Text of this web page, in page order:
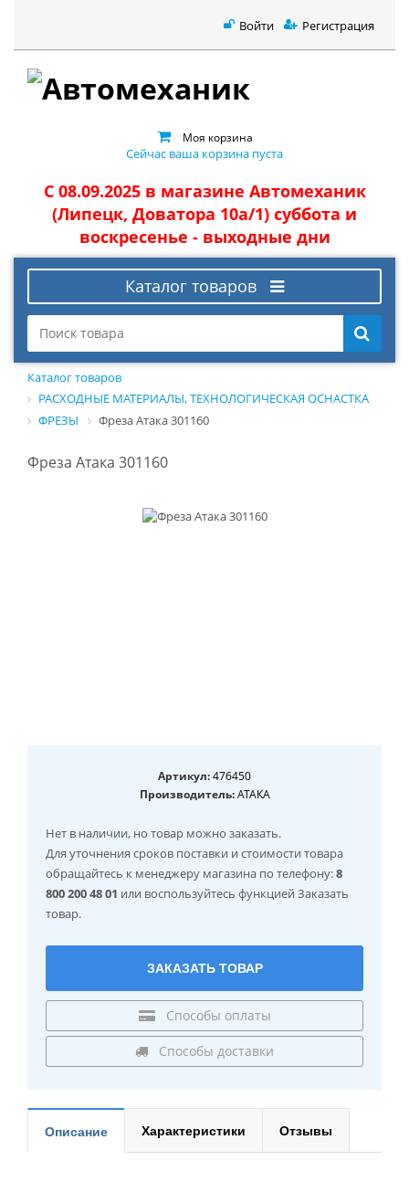
Войти Регистрация
Моя корзина
Сейчас ваша корзина пуста
С 08.09.2025 в магазине Автомеханик
(Липецк, Доватора 10а/1) суббота и
воскресенье - выходные дни
Каталог товаров
Каталог товаров
РАСХОДНЫЕ МАТЕРИАЛЫ, ТЕХНОЛОГИЧЕСКАЯ ОСНАСТКА
ФРЕЗЫ
Фреза Атака 301160
Фреза Атака 301160
Артикул:476450
Производитель:АТАКА
Нет в наличии, но товар можно заказать.
Для уточнения сроков поставки и стоимости товара
обращайтесь к менеджеру магазина по телефону:8
800 200 48 01 или воспользуйтесь функцией Заказать
товар.
ЗАКАЗАТЬ ТОВАР
Способы оплаты
Способы доставки
Описание Характеристики Отзывы